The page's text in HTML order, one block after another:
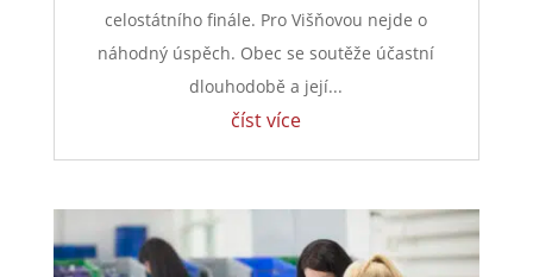
celostátního finále. Pro Višňovou nejde o
náhodný úspěch. Obec se soutěže účastní
dlouhodobě a její...
číst více